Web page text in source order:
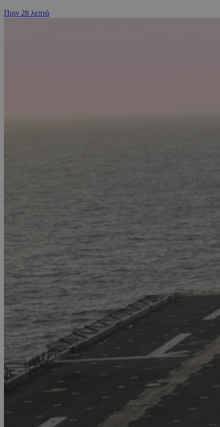
Πριν 28 λεπτά